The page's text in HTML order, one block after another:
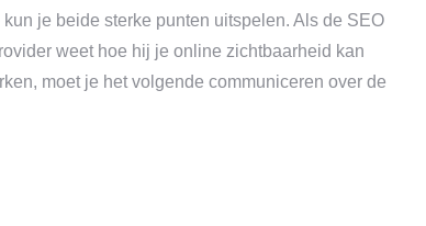
je beide sterke punten uitspelen. Als de SEO
weet hoe hij je online zichtbaarheid kan
moet je het volgende communiceren over de